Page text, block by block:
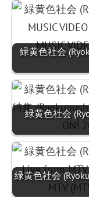
緑黄色社会
緑黄色社会
緑黄色社会